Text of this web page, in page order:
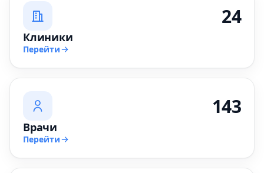
24
Клиники
Перейти
143
Врачи
Перейти